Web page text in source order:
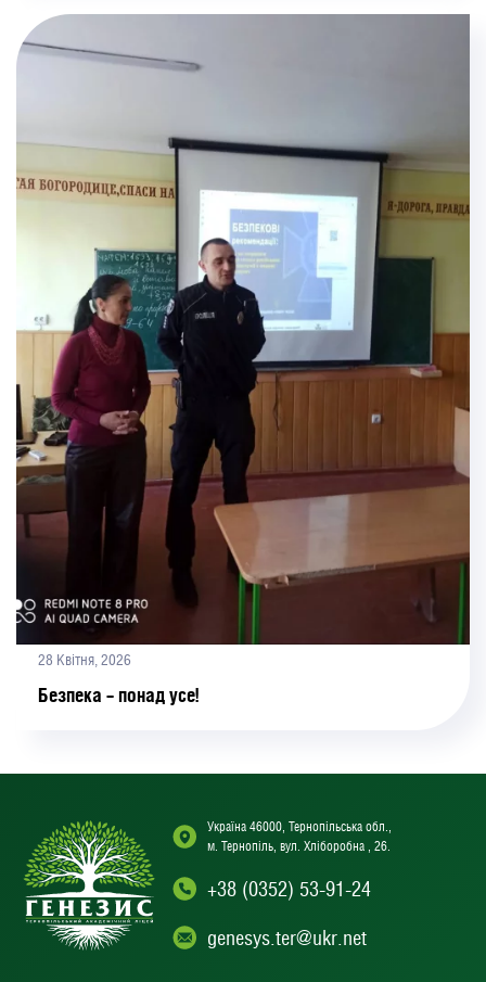
28 Квітня, 2026
Безпека – понад усе!
Україна 46000, Тернопільська обл.,
м. Тернопіль, вул. Хліборобна , 26.
+38 (0352) 53-91-24
genesys.ter@ukr.net